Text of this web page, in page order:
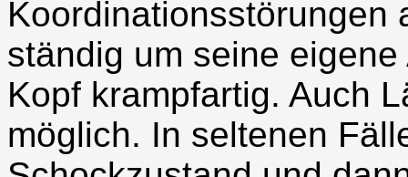
Koordinationsstörungen
ständig um seine
Kopf krampfartig. Auch
möglich. In seltenen